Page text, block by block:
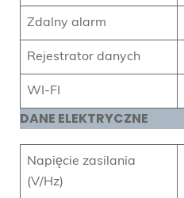
Zdalny alarm
Rejestrator danych
WI-FI
DANE ELEKTRYCZNE
Napięcie zasilania
(V/Hz)